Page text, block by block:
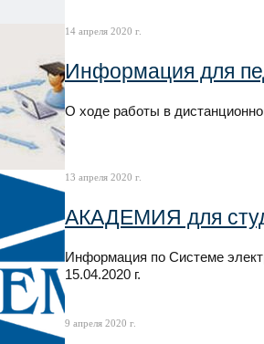
14 апреля 2020 г.
Информация для
О ходе работы в
13 апреля 2020 г.
АКАДЕМИЯ для
Информация по Системе
15.04.2020 г.
9 апреля 2020 г.